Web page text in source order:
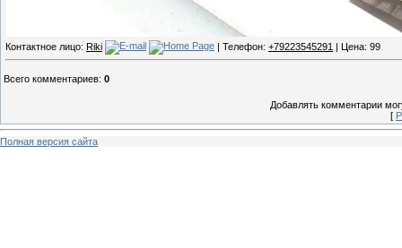
Контактное лицо: Riki | Телефон: +79223545291 | Цена: 99
Всего комментариев: 0
Добавлять комментарии
[
Полная версия сайта